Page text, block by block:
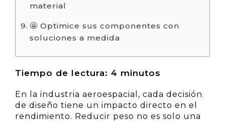
material
🤩 Optimice sus componentes con
soluciones a medida
Tiempo de lectura: 4 minutos
En la industria aeroespacial, cada decisión
de diseño tiene un impacto directo en el
rendimiento. Reducir peso no es solo una